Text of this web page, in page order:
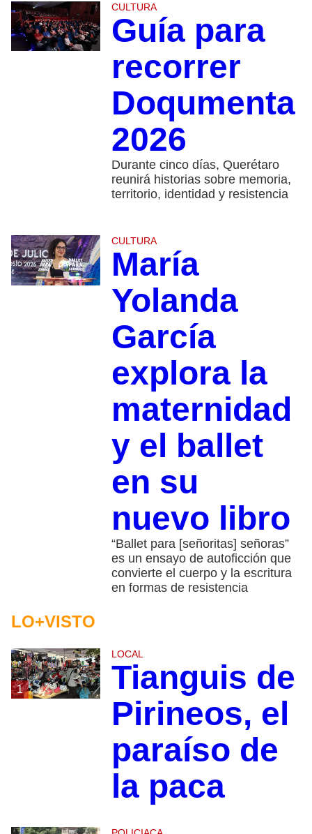
CULTURA
Guía para
recorrer
Doqumenta
2026
Durante cinco días, Querétaro
reunirá historias sobre memoria,
territorio, identidad y resistencia
CULTURA
María
Yolanda
García
explora la
maternidad
y el ballet
en su
nuevo libro
“Ballet para [señoritas] señoras”
es un ensayo de autoficción que
convierte el cuerpo y la escritura
en formas de resistencia
LO+VISTO
1
LOCAL
Tianguis de
Pirineos, el
paraíso de
la paca